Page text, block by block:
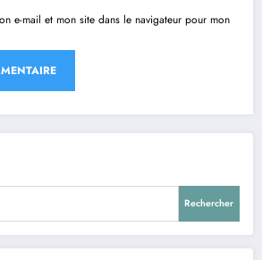
e-mail et mon site dans le navigateur pour mon
Rechercher